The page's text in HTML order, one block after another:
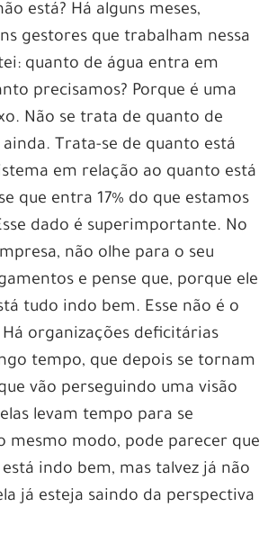
está? Há alguns meses,
gestores que trabalham nessa
quanto de água entra em
precisamos? Porque é uma
Não se trata de quanto de
Trata-se de quanto está
em relação ao quanto está
que entra 17% do que estamos
dado é superimportante. No
não olhe para o seu
e pense que, porque ele
tudo indo bem. Esse não é o
organizações deficitárias
tempo, que depois se tornam
vão perseguindo uma visão
levam tempo para se
mesmo modo, pode parecer que
indo bem, mas talvez já não
já esteja saindo da perspectiva